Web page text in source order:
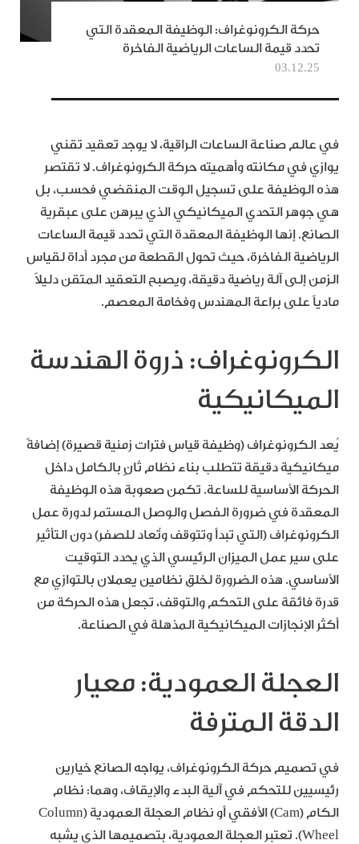
حركة الكرونوغراف: الوظيفة المعقدة التي
تحدد قيمة الساعات الرياضية الفاخرة
03.12.25
في عالم صناعة الساعات الراقية، لا يوجد تعقيد تقني
يوازي في مكانته وأهميته حركة الكرونوغراف. لا تقتصر
هذه الوظيفة على تسجيل الوقت المنقضي فحسب، بل
هي جوهر التحدي الميكانيكي الذي يبرهن على عبقرية
الصانع. إنها الوظيفة المعقدة التي تحدد قيمة الساعات
الرياضية الفاخرة، حيث تحول القطعة من مجرد أداة لقياس
الزمن إلى آلة رياضية دقيقة، ويصبح التعقيد المتقن دليلاً
مادياً على براعة المهندس وفخامة المعصم.
الكرونوغراف: ذروة الهندسة
الميكانيكية
يُعد الكرونوغراف (وظيفة قياس فترات زمنية قصيرة) إضافةً
ميكانيكية دقيقة تتطلب بناء نظام ثانٍ بالكامل داخل
الحركة الأساسية للساعة. تكمن صعوبة هذه الوظيفة
المعقدة في ضرورة الفصل والوصل المستمر لدورة عمل
الكرونوغراف (التي تبدأ وتتوقف وتُعاد للصفر) دون التأثير
على سير عمل الميزان الرئيسي الذي يحدد التوقيت
الأساسي. هذه الضرورة لخلق نظامين يعملان بالتوازي مع
قدرة فائقة على التحكم والتوقف، تجعل هذه الحركة من
أكثر الإنجازات الميكانيكية المذهلة في الصناعة.
العجلة العمودية: معيار
الدقة المترفة
في تصميم حركة الكرونوغراف، يواجه الصانع خيارين
رئيسيين للتحكم في آلية البدء والإيقاف، وهما: نظام
الكام (Cam) الأفقي أو نظام العجلة العمودية (Column
Wheel). تعتبر العجلة العمودية، بتصميمها الذي يشبه